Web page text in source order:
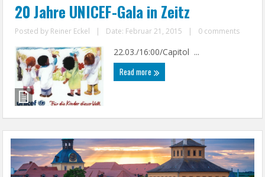
20 Jahre UNICEF-Gala in Zeitz
Posted by Reiner Eckel | Date: Februar 21, 2015 | 0 comments
22.03./16:00/Capitol ...
Read more